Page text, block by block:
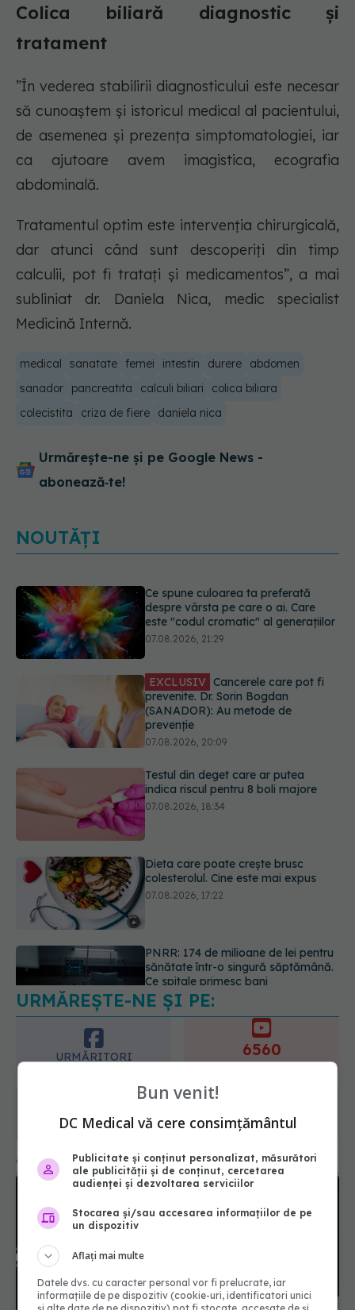
Colica biliară diagnostic și
tratament
”În vederea stabilirii diagnosticului este necesar
să cunoaștem și istoricul medical al pacientului,
de asemenea și prezența simptomatologiei, iar
ca ajutoare avem imagistica, ecografia
abdominală.
Tratamentul optim este intervenția chirurgicală,
dar atunci când sunt descoperiți din timp
calculii, pot fi tratați și medicamentos”, a mai
subliniat dr. Daniela Nica, medic specialist
Medicină Internă.
medical sanatate femei intestin durere
abdomen
sanador
pancreatita calculi biliari
colica biliara
colecistita
criza de fiere daniela nica
Urmărește-ne și pe Google News -
abonează‑te!
NOUTĂȚI
EXCLUSIV Cancerele care pot fi
prevenite. Dr. Sorin Bogdan
(SANADOR): Au metode de
prevenție
Testul din deget care ar putea
indica riscul pentru 8 boli majore
07.08.2026, 18:34
Dieta care poate crește brusc
colesterolul. Cine este mai expus
07.08.2026, 17:22
PNRR: 174 de milioane de lei pentru
sănătate într-o singură săptămână.
Ce spitale primesc bani
Ce spune culoarea ta preferată
despre vârsta pe care o ai. Care
este "codul cromatic" al generațiilor
07.08.2026, 21:29
URMĂREȘTE-NE ȘI PE:
URMĂRITORI
365 1401
ARTICOLE SIMILAREBun venit!
DC Medical vă cere consimțământul
Publicitate și conținut personalizat, măsurători
ale publicității și de conținut, cercetarea
audienței și dezvoltarea serviciilor
Stocarea și/sau accesarea informațiilor de pe
un dispozitiv
Aflați mai multe
Datele dvs. cu caracter personal vor fi prelucrate, iar
informațiile de pe dispozitiv (cookie-uri, identificatori unici